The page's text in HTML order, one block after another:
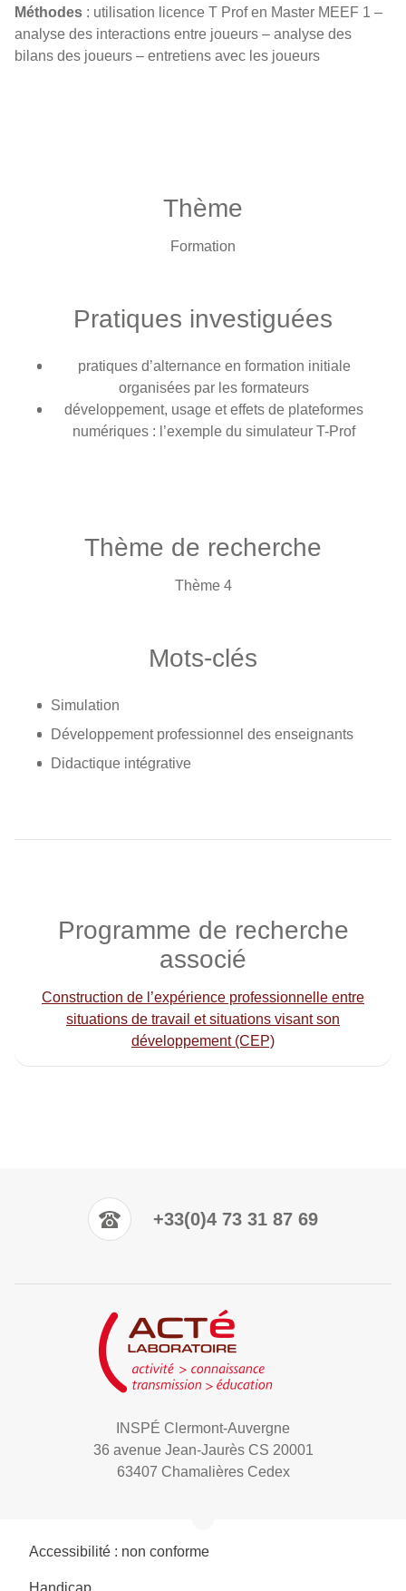
Méthodes : utilisation licence T Prof en Master MEEF 1 –
analyse des interactions entre joueurs – analyse des
bilans des joueurs – entretiens avec les joueurs
Thème
Formation
Pratiques investiguées
pratiques d’alternance en formation initiale
organisées par les formateurs
développement, usage et effets de plateformes
numériques : l’exemple du simulateur T-Prof
Thème de recherche
Thème 4
Mots-clés
Simulation
Développement professionnel des enseignants
Didactique intégrative
Programme de recherche
associé
Construction de l’expérience professionnelle entre
situations de travail et situations visant son
développement (CEP)
+33(0)4 73 31 87 69
INSPÉ Clermont-Auvergne
36 avenue Jean-Jaurès CS 20001
63407 Chamalières Cedex
Accessibilité : non conforme
Handicap